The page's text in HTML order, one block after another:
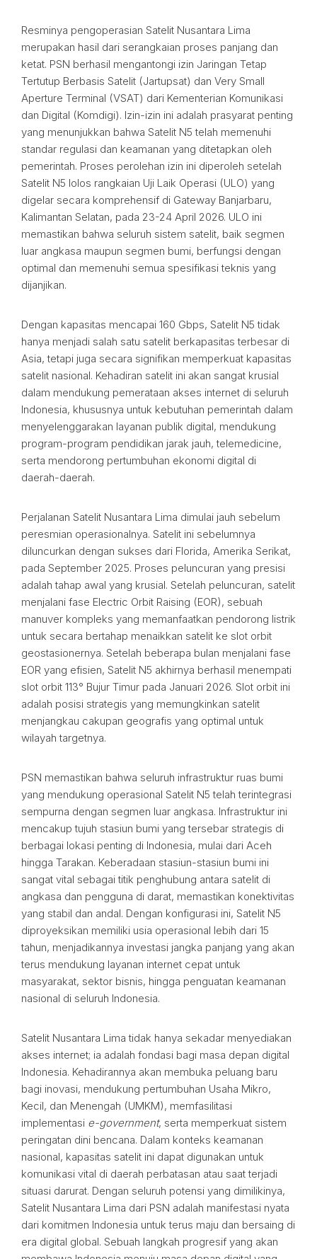
Resminya pengoperasian Satelit Nusantara Lima
merupakan hasil dari serangkaian proses panjang dan
ketat. PSN berhasil mengantongi izin Jaringan Tetap
Tertutup Berbasis Satelit (Jartupsat) dan Very Small
Aperture Terminal (VSAT) dari Kementerian Komunikasi
dan Digital (Komdigi). Izin-izin ini adalah prasyarat penting
yang menunjukkan bahwa Satelit N5 telah memenuhi
standar regulasi dan keamanan yang ditetapkan oleh
pemerintah. Proses perolehan izin ini diperoleh setelah
Satelit N5 lolos rangkaian Uji Laik Operasi (ULO) yang
digelar secara komprehensif di Gateway Banjarbaru,
Kalimantan Selatan, pada 23-24 April 2026. ULO ini
memastikan bahwa seluruh sistem satelit, baik segmen
luar angkasa maupun segmen bumi, berfungsi dengan
optimal dan memenuhi semua spesifikasi teknis yang
dijanjikan.
Dengan kapasitas mencapai 160 Gbps, Satelit N5 tidak
hanya menjadi salah satu satelit berkapasitas terbesar di
Asia, tetapi juga secara signifikan memperkuat kapasitas
satelit nasional. Kehadiran satelit ini akan sangat krusial
dalam mendukung pemerataan akses internet di seluruh
Indonesia, khususnya untuk kebutuhan pemerintah dalam
menyelenggarakan layanan publik digital, mendukung
program-program pendidikan jarak jauh, telemedicine,
serta mendorong pertumbuhan ekonomi digital di
daerah-daerah.
Perjalanan Satelit Nusantara Lima dimulai jauh sebelum
peresmian operasionalnya. Satelit ini sebelumnya
diluncurkan dengan sukses dari Florida, Amerika Serikat,
pada September 2025. Proses peluncuran yang presisi
adalah tahap awal yang krusial. Setelah peluncuran, satelit
menjalani fase Electric Orbit Raising (EOR), sebuah
manuver kompleks yang memanfaatkan pendorong listrik
untuk secara bertahap menaikkan satelit ke slot orbit
geostasionernya. Setelah beberapa bulan menjalani fase
EOR yang efisien, Satelit N5 akhirnya berhasil menempati
slot orbit 113° Bujur Timur pada Januari 2026. Slot orbit ini
adalah posisi strategis yang memungkinkan satelit
menjangkau cakupan geografis yang optimal untuk
wilayah targetnya.
PSN memastikan bahwa seluruh infrastruktur ruas bumi
yang mendukung operasional Satelit N5 telah terintegrasi
sempurna dengan segmen luar angkasa. Infrastruktur ini
mencakup tujuh stasiun bumi yang tersebar strategis di
berbagai lokasi penting di Indonesia, mulai dari Aceh
hingga Tarakan. Keberadaan stasiun-stasiun bumi ini
sangat vital sebagai titik penghubung antara satelit di
angkasa dan pengguna di darat, memastikan konektivitas
yang stabil dan andal. Dengan konfigurasi ini, Satelit N5
diproyeksikan memiliki usia operasional lebih dari 15
tahun, menjadikannya investasi jangka panjang yang akan
terus mendukung layanan internet cepat untuk
masyarakat, sektor bisnis, hingga penguatan keamanan
nasional di seluruh Indonesia.
Satelit Nusantara Lima tidak hanya sekadar menyediakan
akses internet; ia adalah fondasi bagi masa depan digital
Indonesia. Kehadirannya akan membuka peluang baru
bagi inovasi, mendukung pertumbuhan Usaha Mikro,
Kecil, dan Menengah (UMKM), memfasilitasi
implementasi e-government, serta memperkuat sistem
peringatan dini bencana. Dalam konteks keamanan
nasional, kapasitas satelit ini dapat digunakan untuk
komunikasi vital di daerah perbatasan atau saat terjadi
situasi darurat. Dengan seluruh potensi yang dimilikinya,
Satelit Nusantara Lima dari PSN adalah manifestasi nyata
dari komitmen Indonesia untuk terus maju dan bersaing di
era digital global. Sebuah langkah progresif yang akan